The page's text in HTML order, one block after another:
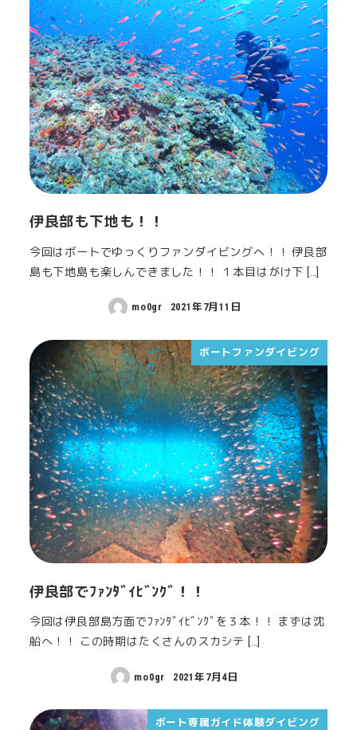
伊良部も下地も！！
今回はボートでゆっくりファンダイビングへ！！ 伊良部
島も下地島も楽しんできました！！ １本目はがけ下 […]
mo0gr 2021年7月11日
ボートファンダイビング
伊良部でﾌｧﾝﾀﾞｲﾋﾞﾝｸﾞ！！
今回は伊良部島方面でﾌｧﾝﾀﾞｲﾋﾞﾝｸﾞを３本！！ まずは沈
船へ！！ この時期はたくさんのスカシテ […]
mo0gr 2021年7月4日
ボート専属ガイド体験ダイビング